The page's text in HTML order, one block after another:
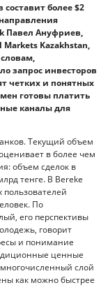
составит более $2
Павел Ануфриев,
Kazakhstan,
запрос инвесторов
четких и понятных
готовы платить
каналы для
Текущий объем
в более чем
объем сделок в
тенге. В Bereke
пользователей
По
его перспективы
говорит
и понимание
ценные
слой
как можно быстрее